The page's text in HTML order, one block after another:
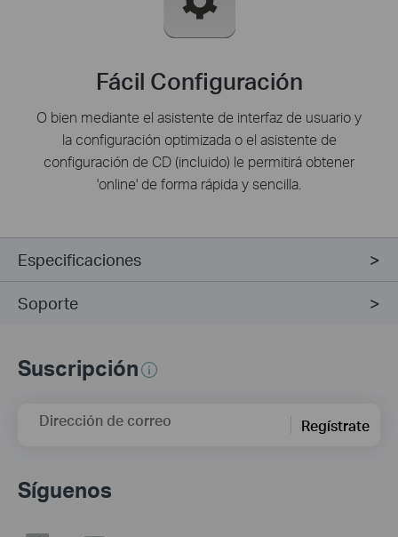
Fácil Configuración
O bien mediante el asistente de interfaz de usuario y
la configuración optimizada o el asistente de
configuración de CD (incluido) le permitirá obtener
'online' de forma rápida y sencilla.
Especificaciones
Soporte
Suscripción
Dirección de correo Regístrate
Síguenos